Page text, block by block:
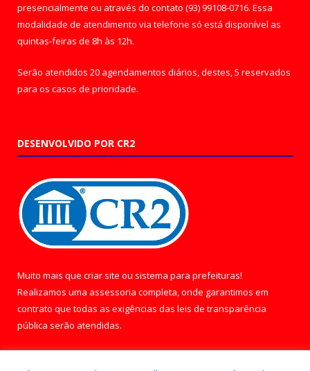
presencialmente ou através do contato (93) 99108-0716. Essa
modalidade de atendimento via telefone só está disponível as
quintas-feiras de 8h às 12h.
Serão atendidos 20 agendamentos diários, destes, 5 reservados
para os casos de prioridade.
DESENVOLVIDO POR CR2
Muito mais que criar site ou sistema para prefeituras!
Realizamos uma assessoria completa, onde garantimos em
contrato que todas as exigências das leis de transparência
pública serão atendidas.